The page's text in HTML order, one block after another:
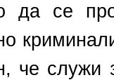
да се
че служи